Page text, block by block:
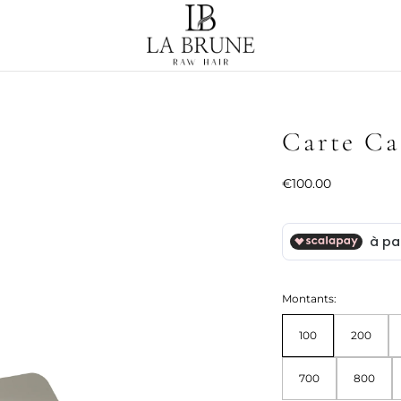
Carte
Prix
€100.00
Montants:
100 200
700 800